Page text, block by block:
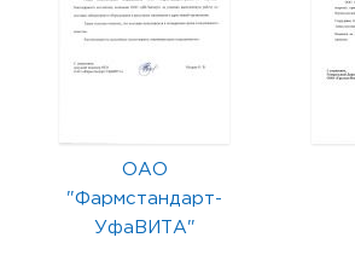
ОАО
"Фармстандарт-
УфаВИТА"